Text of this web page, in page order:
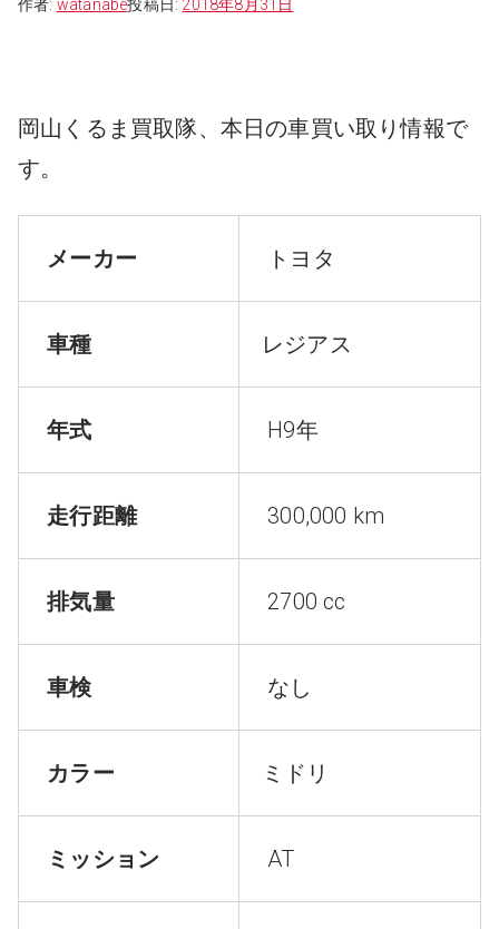
作者: watanabe投稿日: 2018年8月31日
岡山くるま買取隊、本日の車買い取り情報で
す。
メーカー トヨタ
車種 レジアス
年式 H9年
走行距離 300,000 km
排気量 2700 cc
車検 なし
カラー ミドリ
ミッション AT